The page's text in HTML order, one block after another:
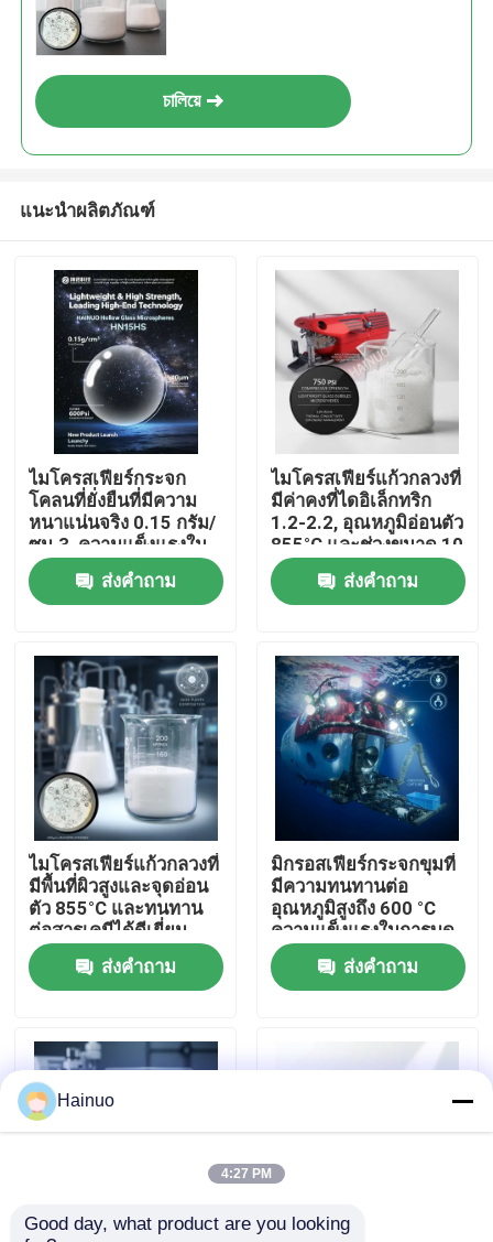
บ้าน
ผลิตภัณฑ์
แสดง VR
เกี่ยวกับเรา
ทัวร์โรงงาน
ควบคุมคุณภาพ
ข่าว
ไมโครสเฟียร์แก้วกลวง
চালিয়ে
แนะนำผลิตภัณฑ์
ไมโครสเฟียร์กระจก
โคลนที่ยั่งยืนที่มีความ
หนาแน่นจริง 0.15 กรัม/
ซม.3, ความแข็งแรงใน
การบด 600 ปิซี และ
ขนาดอนุภาค 40 μm
สําหรับอุปกรณ์อากาศ
ส่งคำถาม
ไมโครสเฟียร์แก้วกลวงที่
มีค่าคงที่ไดอิเล็กทริก
1.2-2.2, อุณหภูมิอ่อนตัว
855°C และช่วงขนาด 10
ถึง 250 ไมครอนสำหรับ
สารเติมแต่งน้ำหนักเบา
ส่งคำถาม
ไมโครสเฟียร์แก้วกลวงที่
มีพื้นที่ผิวสูงและจุดอ่อน
ตัว 855°C และทนทาน
ต่อสารเคมีได้ดีเยี่ยม
ส่งคำถาม
มิกรอสเฟียร์กระจกขุมที่
มีความทนทานต่อ
อุณหภูมิสูงถึง 600 °C
ความแข็งแรงในการบด
4-125MPa และสภาพ
คงที่ไฟฟ้า 1.2-22
ส่งคำถาม
Hainuo
4:27 PM
Good day, what product are you looking